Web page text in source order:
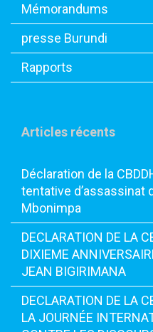
Mémorandums
presse Burundi
Rapports
Articles récents
Déclaration de la
tentative d’assassinat
Mbonimpa
DECLARATION DE LA
DIXIEME
JEAN BIGIRIMANA
DECLARATION DE LA
LA JOURNÉE